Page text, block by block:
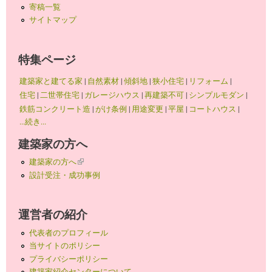
寄稿一覧
サイトマップ
特集ページ
建築家と建てる家 | 自然素材|傾斜地|狭小住宅| リフォーム |
住宅| 二世帯住宅| ガレージハウス |再建築不可| シンプルモダン |
鉄筋コンクリート造 |がけ条例 | 用途変更 |平屋 | コートハウス |
...続き...
建築家の方へ
建築家の方へ(link is external)
設計受注・成功事例
運営者の紹介
代表者のプロフィール
当サイトのポリシー
プライバシーポリシー